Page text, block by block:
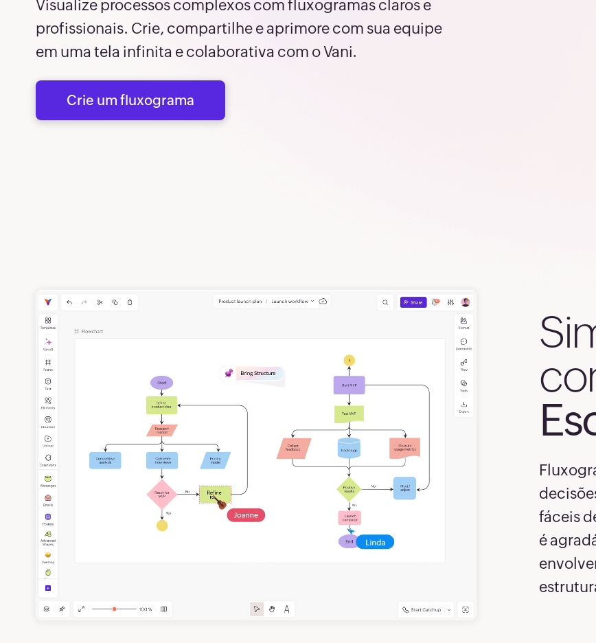
Visualize processos complexos com fluxogramas claros e
profissionais. Crie, compartilhe e aprimore com sua equipe
em uma tela infinita e colaborativa com o Vani.
Crie um fluxograma
fáceis
é
40
46
48
49
50
51
54